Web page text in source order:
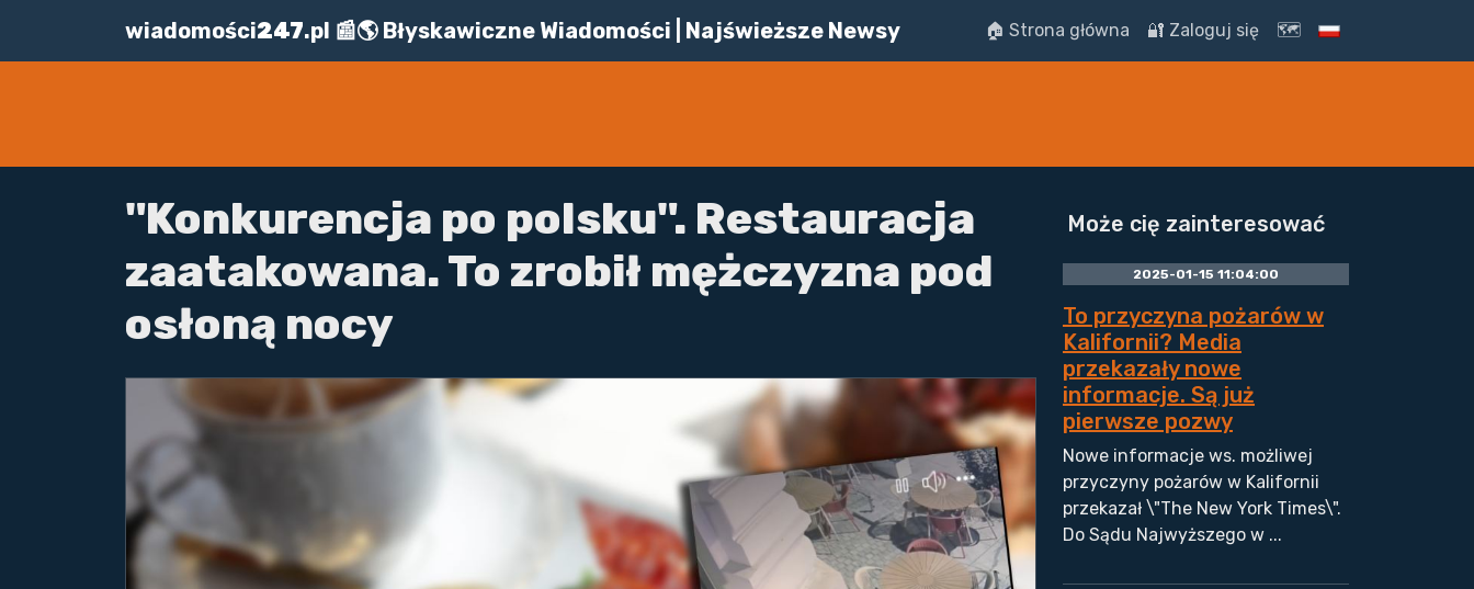
wiadomości247.pl 📰🌎 Błyskawiczne Wiadomości | Najświeższe Newsy 🏠 Strona główna 🔐 Zaloguj się 🗺️
"Konkurencja po polsku". Restauracja
zaatakowana. To zrobił mężczyzna pod
osłoną nocy
Może cię zainteresować
2025-01-15 11:04:00
To przyczyna pożarów w
Kalifornii? Media
przekazały nowe
informacje. Są już
pierwsze pozwy
Nowe informacje ws. możliwej
przyczyny pożarów w Kalifornii
przekazał \"The New York Times\".
Do Sądu Najwyższego w ...